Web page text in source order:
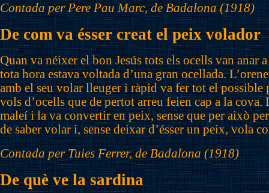
Contada per Pere Pau Marc, de Badalona (1918)
De com va ésser creat el peix volador
Quan va néixer el bon Jesús tots els ocells van anar
tota hora estava voltada d’una gran ocellada.
amb el seu volar lleuger i ràpid va fer tot el possible
vols d’ocells que de pertot arreu feien cap a la cova.
maleí i la va convertir en peix, sense que per això
de saber volar i, sense deixar d’ésser un peix, vola
Contada per Tuies Ferrer, de Badalona (1918)
De què ve la sardina